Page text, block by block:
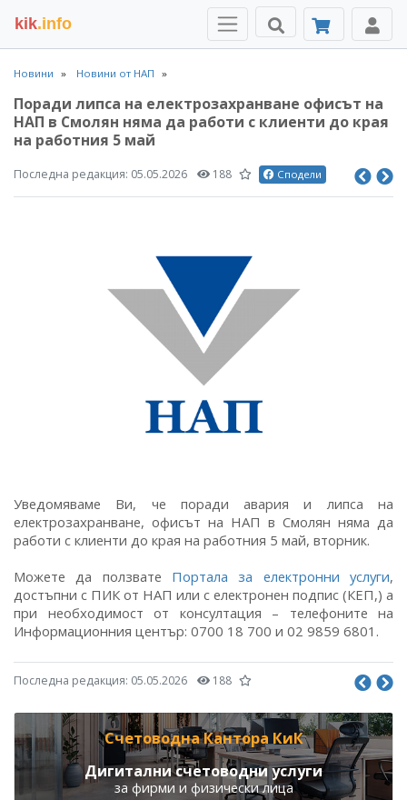
kik.info
Новини Новини от НАП
Поради липса на електрозахранване офисът на
НАП в Смолян няма да работи с клиенти до края
на работния 5 май
Последна редакция: 05.05.2026 188 Сподели
Уведомяваме Ви, че поради авария и липса на
електрозахранване, офисът на НАП в Смолян няма да
работи с клиенти до края на работния 5 май, вторник.
Можете да ползвате Портала за електронни услуги,
достъпни с ПИК от НАП или с електронен подпис (КЕП,) а
при необходимост от консултация – телефоните на
Информационния център: 0700 18 700 и 02 9859 6801.
Последна редакция: 05.05.2026 188
Счетоводна Кантора КиК
Дигитални счетоводни услуги
за фирми и физически лица